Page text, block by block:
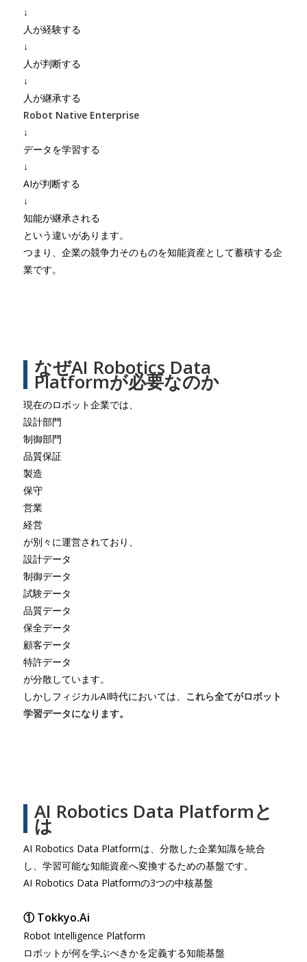
↓
人が経験する
↓
人が判断する
↓
人が継承する
Robot Native Enterprise
↓
データを学習する
↓
AIが判断する
↓
知能が継承される
という違いがあります。
つまり、企業の競争力そのものを知能資産として蓄積する企
業です。
なぜAI Robotics Data
Platformが必要なのか
現在のロボット企業では、
設計部門
制御部門
品質保証
製造
保守
営業
経営
が別々に運営されており、
設計データ
制御データ
試験データ
品質データ
保全データ
顧客データ
特許データ
が分散しています。
しかしフィジカルAI時代においては、 これら全てがロボット
学習データになります。
AI Robotics Data Platformと
は
AI Robotics Data Platformは、分散した企業知識を統合
し、学習可能な知能資産へ変換するための基盤です。
AI Robotics Data Platformの3つの中核基盤
① Tokkyo.Ai
Robot Intelligence Platform
ロボットが何を学ぶべきかを定義する知能基盤